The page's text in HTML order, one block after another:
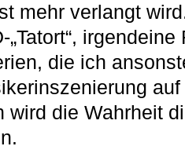
mehr verlangt
die ich
wird die Wahrheit